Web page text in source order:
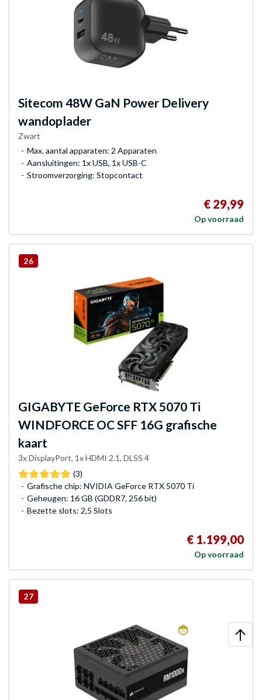
Sitecom 48W GaN Power Delivery
wandoplader
Zwart
Max. aantal apparaten: 2 Apparaten
Aansluitingen: 1x USB, 1x USB-C
Stroomverzorging: Stopcontact
€ 29,99
Op voorraad
26
GIGABYTE GeForce RTX 5070 Ti
WINDFORCE OC SFF 16G grafische
kaart
3x DisplayPort, 1x HDMI 2.1, DLSS 4
(3)
Grafische chip: NVIDIA GeForce RTX 5070 Ti
Geheugen: 16 GB (GDDR7, 256 bit)
Bezette slots: 2,5 Slots
€ 1.199,00
Op voorraad
27